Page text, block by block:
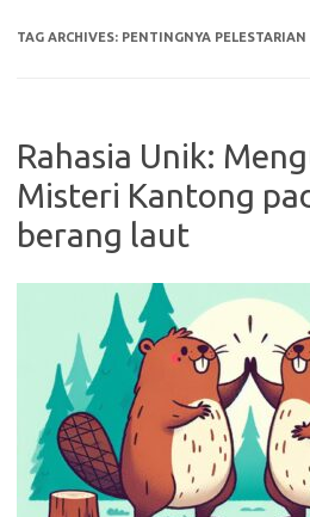
TAG ARCHIVES: PENTINGNYA PELESTARIAN
Rahasia Unik:
Misteri Kantong
berang laut